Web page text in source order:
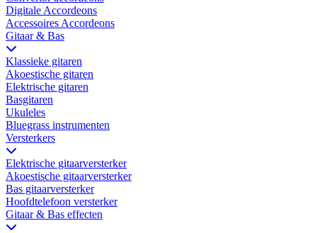
Digitale Accordeons
Accessoires Accordeons
Gitaar & Bas
Klassieke gitaren
Akoestische gitaren
Elektrische gitaren
Basgitaren
Ukuleles
Bluegrass instrumenten
Versterkers
Elektrische gitaarversterker
Akoestische gitaarversterker
Bas gitaarversterker
Hoofdtelefoon versterker
Gitaar & Bas effecten